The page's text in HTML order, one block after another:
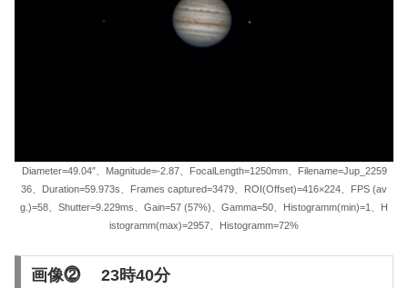
Diameter=49.04″、Magnitude=-2.87、FocalLength=1250mm、Filename=Jup_2259
36、Duration=59.973s、Frames captured=3479、ROI(Offset)=416×224、FPS (av
g.)=58、Shutter=9.229ms、Gain=57 (57%)、Gamma=50、Histogramm(min)=1、H
istogramm(max)=2957、Histogramm=72%
画像⓶ 23時40分